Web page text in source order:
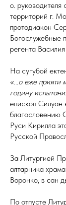
о. руководителя
территорий г.
протодиакон
Богослужебные
регента
На сугубой
«...о еже прияти
годину
епископ Силуан
благословению
Руси Кирилла
Русской
За Литургией
алтарника
Воронко, в сан
По отпусте